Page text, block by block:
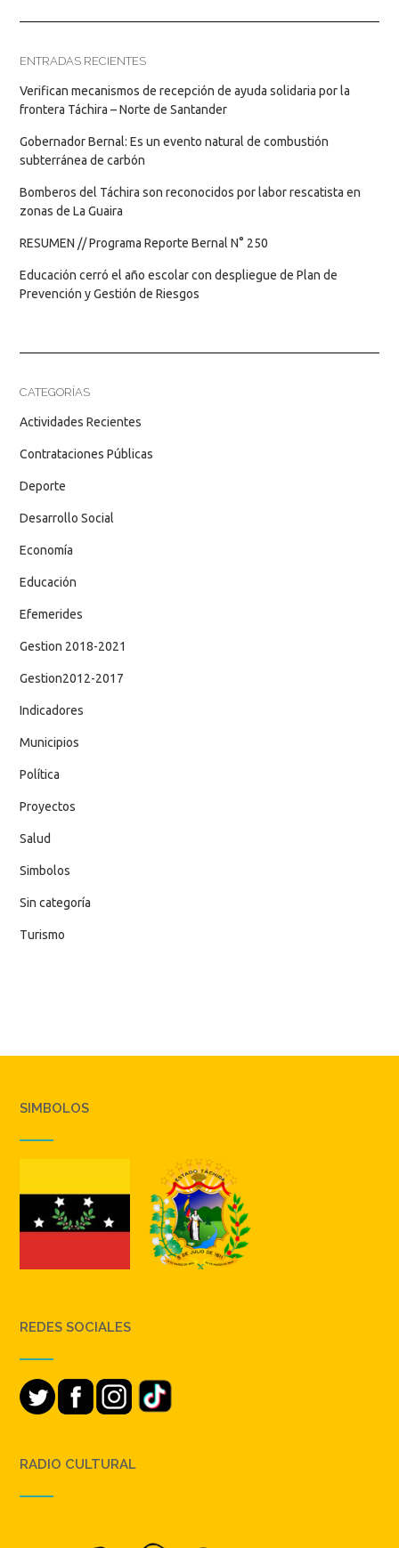
ENTRADAS RECIENTES
Verifican mecanismos de recepción de ayuda solidaria por la
frontera Táchira – Norte de Santander
Gobernador Bernal: Es un evento natural de combustión
subterránea de carbón
Bomberos del Táchira son reconocidos por labor rescatista en
zonas de La Guaira
RESUMEN // Programa Reporte Bernal N° 250
Educación cerró el año escolar con despliegue de Plan de
Prevención y Gestión de Riesgos
CATEGORÍAS
Actividades Recientes
Contrataciones Públicas
Deporte
Desarrollo Social
Economía
Educación
Efemerides
Gestion 2018-2021
Gestion2012-2017
Indicadores
Municipios
Política
Proyectos
Salud
Simbolos
Sin categoría
Turismo
SIMBOLOS
REDES SOCIALES
RADIO CULTURAL